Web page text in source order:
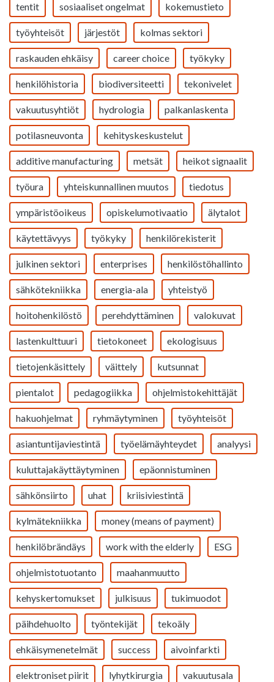
tentit sosiaaliset ongelmat kokemustieto
työyhteisöt järjestöt kolmas sektori
raskauden ehkäisy career choice työkyky
henkilöhistoria biodiversiteetti tekonivelet
vakuutusyhtiöt hydrologia palkanlaskenta
potilasneuvonta kehityskeskustelut
additive manufacturing metsät heikot signaalit
työura yhteiskunnallinen muutos tiedotus
ympäristöoikeus opiskelumotivaatio älytalot
käytettävyys työkyky henkilörekisterit
julkinen sektori enterprises henkilöstöhallinto
sähkötekniikka energia-ala yhteistyö
hoitohenkilöstö perehdyttäminen valokuvat
lastenkulttuuri tietokoneet ekologisuus
tietojenkäsittely väittely kutsunnat
pientalot pedagogiikka ohjelmistokehittäjät
hakuohjelmat ryhmäytyminen työyhteisöt
asiantuntijaviestintä työelämäyhteydet analyysi
kuluttajakäyttäytyminen epäonnistuminen
sähkönsiirto uhat kriisiviestintä
kylmätekniikka money (means of payment)
henkilöbrändäys work with the elderly ESG
ohjelmistotuotanto maahanmuutto
kehyskertomukset julkisuus tukimuodot
päihdehuolto työntekijät tekoäly
ehkäisymenetelmät success aivoinfarkti
elektroniset piirit lyhytkirurgia vakuutusala